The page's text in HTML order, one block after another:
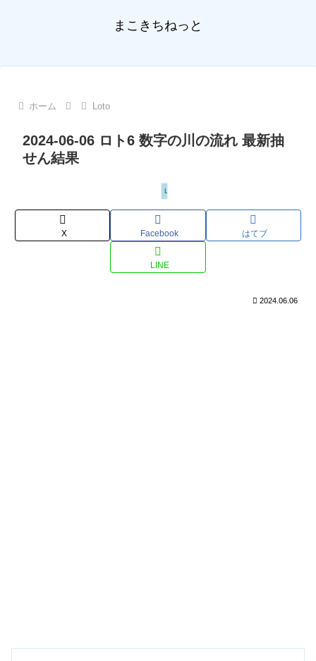
まこきちねっと
ホーム Loto
2024-06-06 ロト6 数字の川の流れ 最新抽
せん結果
Loto
X Facebook はてブ
LINE
2024.06.06